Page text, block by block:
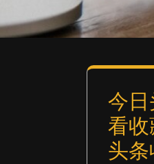
今
看收
头